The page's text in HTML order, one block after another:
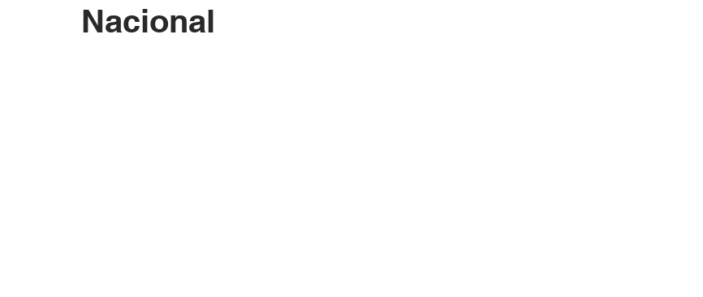
Nacional